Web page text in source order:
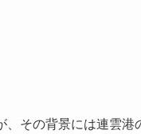
その背景には連雲